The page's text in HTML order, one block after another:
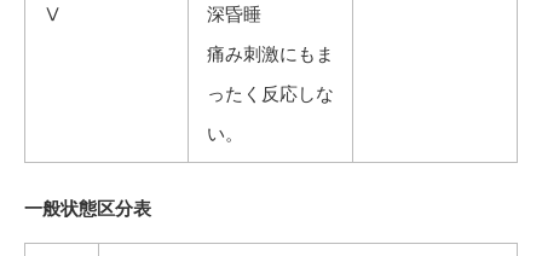
Ⅴ
深昏睡
痛み刺激にもま
ったく反応しな
い。
一般状態区分表